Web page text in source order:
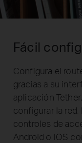
Fácil
Configura el
gracias a su
aplicación
configurar la
controles de
Android o iOS